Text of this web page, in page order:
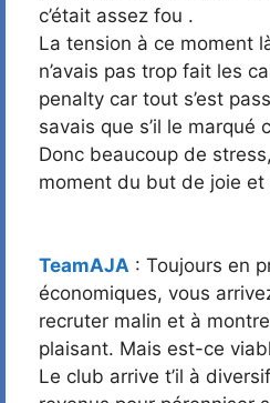
c’était assez fou .
La tension à ce moment
n’avais pas trop fait les
penalty car tout s’est
savais que s’il le marqué
Donc beaucoup de
moment du but de joie
TeamAJA : Toujours en
économiques, vous
recruter malin et à
plaisant. Mais est-ce
Le club arrive t’il à